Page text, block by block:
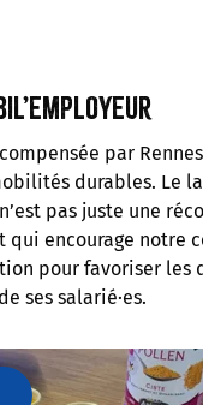
par
durables. Le
pas juste une
encourage notre
pour favoriser les
ses salarié·es.